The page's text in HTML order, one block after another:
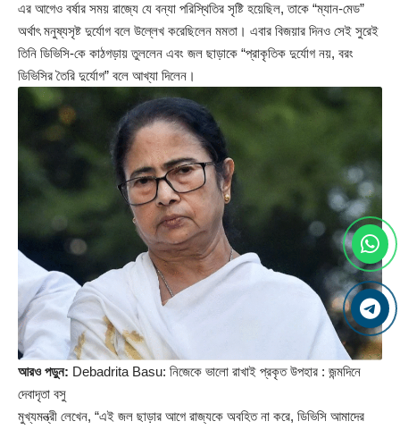
এর আগেও বর্ষার সময় রাজ্যে যে বন্যা পরিস্থিতির সৃষ্টি হয়েছিল, তাকে “ম্যান-মেড”
অর্থাৎ মনুষ্যসৃষ্ট দুর্যোগ বলে উল্লেখ করেছিলেন মমতা। এবার বিজয়ার দিনও সেই সুরেই
তিনি ডিভিসি-কে কাঠগড়ায় তুললেন এবং জল ছাড়াকে “প্রাকৃতিক দুর্যোগ নয়, বরং
ডিভিসির তৈরি দুর্যোগ” বলে আখ্যা দিলেন।
আরও পড়ুন: Debadrita Basu: নিজেকে ভালো রাখাই প্রকৃত উপহার : জন্মদিনে
দেবাদৃতা বসু
মুখ্যমন্ত্রী লেখেন, “এই জল ছাড়ার আগে রাজ্যকে অবহিত না করে, ডিভিসি আমাদের